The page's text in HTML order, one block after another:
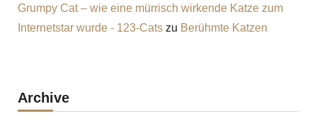
Grumpy Cat – wie eine mürrisch wirkende Katze zum
Internetstar wurde - 123-Catszu Berühmte Katzen
Archive